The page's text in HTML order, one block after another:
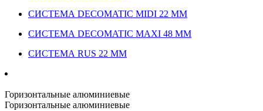
СИСТЕМА DECOMATIC MIDI 22 ММ
СИСТЕМА DECOMATIC MAXI 48 ММ
СИСТЕМА RUS 22 ММ
Горизонтальные алюминиевые
Горизонтальные алюминиевые